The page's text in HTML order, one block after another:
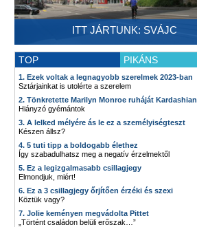
ITT JÁRTUNK: SVÁJC
TOP PIKÁNS
1. Ezek voltak a legnagyobb szerelmek 2023-ban
Sztárjainkat is utolérte a szerelem
2. Tönkretette Marilyn Monroe ruháját Kardashian
Hiányzó gyémántok
3. A lelked mélyére ás le ez a személyiségteszt
Készen állsz?
4. 5 tuti tipp a boldogabb élethez
Így szabadulhatsz meg a negatív érzelmektől
5. Ez a legizgalmasabb csillagjegy
Elmondjuk, miért!
6. Ez a 3 csillagjegy őrjítően érzéki és szexi
Köztük vagy?
7. Jolie keményen megvádolta Pittet
„Történt családon belüli erőszak…”